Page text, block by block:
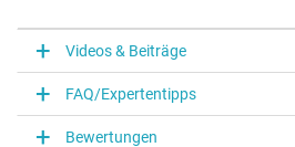
Videos & Beiträge
FAQ/Expertentipps
Bewertungen